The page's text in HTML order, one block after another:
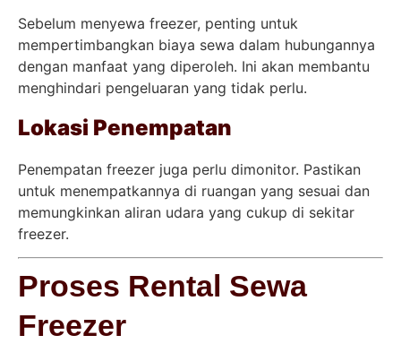
Sebelum menyewa freezer, penting untuk
mempertimbangkan biaya sewa dalam hubungannya
dengan manfaat yang diperoleh. Ini akan membantu
menghindari pengeluaran yang tidak perlu.
Lokasi Penempatan
Penempatan freezer juga perlu dimonitor. Pastikan
untuk menempatkannya di ruangan yang sesuai dan
memungkinkan aliran udara yang cukup di sekitar
freezer.
Proses Rental Sewa
Freezer